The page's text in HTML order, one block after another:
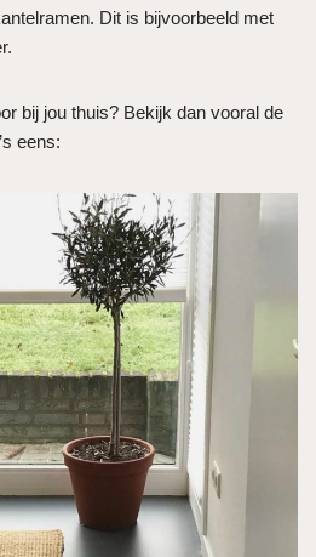
Dit is bijvoorbeeld met
bij jou thuis? Bekijk dan vooral de
eens: